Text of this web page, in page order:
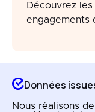
Découvrez
engagements
Données
Nous réalisons